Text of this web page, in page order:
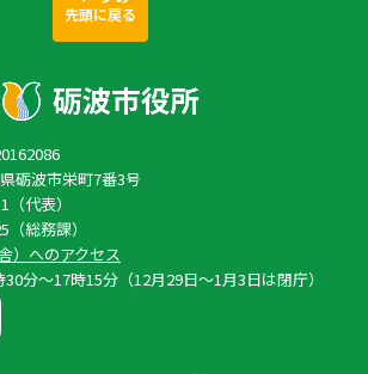
先頭に戻る
砺波市栄町7番3号
代表）
総務課）
）へのアクセス
分〜17時15分（12月29日〜1月3日は閉庁）